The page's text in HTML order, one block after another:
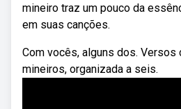
mineiro traz um pouco da
em suas canções.
Com vocês, alguns dos. Versos
mineiros, organizada a seis.